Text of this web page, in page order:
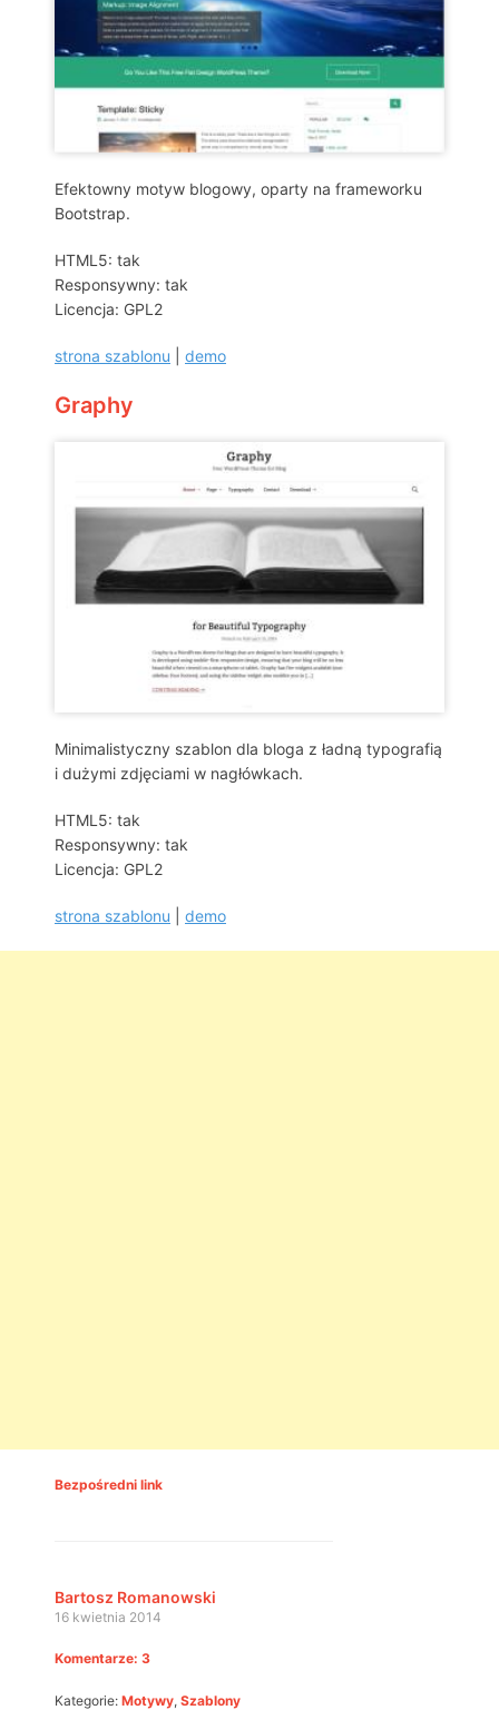
Efektowny motyw blogowy, oparty na frameworku
Bootstrap.
HTML5: tak
Responsywny: tak
Licencja: GPL2
strona szablonu demo
Graphy
Minimalistyczny szablon dla bloga z ładną typografią
i dużymi zdjęciami w nagłówkach.
HTML5: tak
Responsywny: tak
Licencja: GPL2
strona szablonu demo
Bezpośredni link
Bartosz Romanowski
16 kwietnia 2014
Komentarze: 3
Kategorie: Motywy, Szablony